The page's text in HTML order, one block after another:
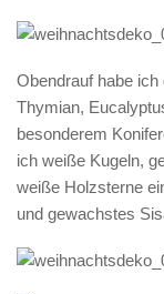
Obendrauf habe
Thymian,
besonderem
ich weiße Kugeln,
weiße Holzsterne
und gewachstes